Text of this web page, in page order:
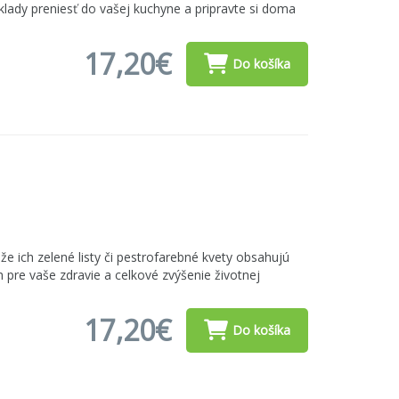
preniesť do vašej kuchyne a pripravte si doma
17,20€ Do košíka
ich zelené listy či pestrofarebné kvety obsahujú
vaše zdravie a celkové zvýšenie životnej
17,20€ Do košíka